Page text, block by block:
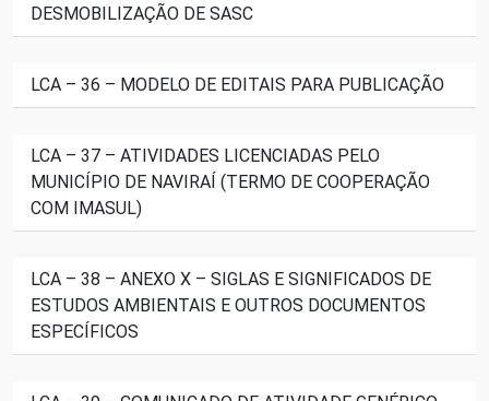
DESMOBILIZAÇÃO DE SASC
LCA – 36 – MODELO DE EDITAIS PARA PUBLICAÇÃO
LCA – 37 – ATIVIDADES LICENCIADAS PELO
MUNICÍPIO DE NAVIRAÍ (TERMO DE COOPERAÇÃO
COM IMASUL)
LCA – 38 – ANEXO X – SIGLAS E SIGNIFICADOS DE
ESTUDOS AMBIENTAIS E OUTROS DOCUMENTOS
ESPECÍFICOS